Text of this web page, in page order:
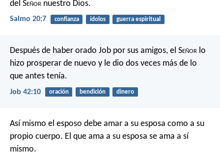
del Señor nuestro Dios.
Salmo 20:7 confianza ídolos guerra espiritual
Después de haber orado Job por sus amigos, el Señor lo
hizo prosperar de nuevo y le dio dos veces más de lo
que antes tenía.
Job 42:10 oración bendición dinero
Así mismo el esposo debe amar a su esposa como a su
propio cuerpo. El que ama a su esposa se ama a sí
mismo.